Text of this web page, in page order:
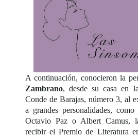
A continuación, conocieron la
Zambrano, desde su casa en
Conde de Barajas, número 3, al
a grandes personalidades,
Octavio Paz o Albert Camus,
recibir el Premio de Literatura